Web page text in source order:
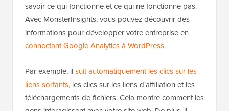
savoir ce qui fonctionne et ce qui ne fonctionne pas.
Avec MonsterInsights, vous pouvez découvrir des
informations pour développer votre entreprise en
connectant Google Analytics à WordPress.
Par exemple, ilsuit automatiquement les clics sur les
liens sortants, les clics sur les liens d'affiliation et les
téléchargements de fichiers. Cela montre comment les